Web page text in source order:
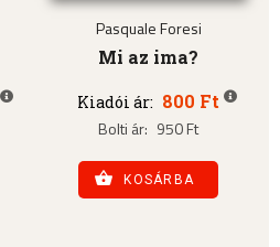
Pasquale Foresi
Mi az ima?
Kiadói ár: 800 Ft
Bolti ár: 950 Ft
KOSÁRBA